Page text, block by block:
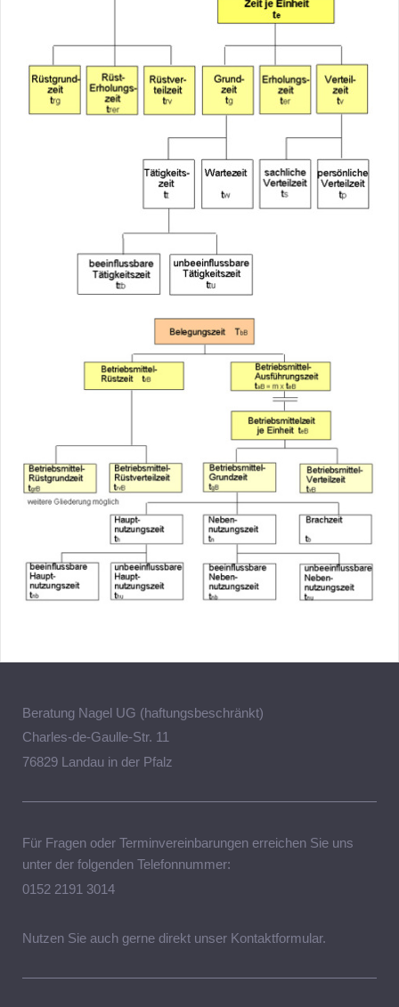
Beratung Nagel UG (haftungsbeschränkt)
Charles-de-Gaulle-Str. 11
76829 Landau in der Pfalz
Für Fragen oder Terminvereinbarungen erreichen Sie uns
unter der folgenden Telefonnummer:
0152 2191 3014
Nutzen Sie auch gerne direkt unser Kontaktformular.